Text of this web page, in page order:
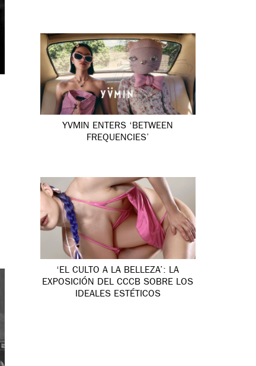
YVMIN ENTERS ‘BETWEEN
FREQUENCIES’
‘EL CULTO A LA BELLEZA’: LA
EXPOSICIÓN DEL CCCB SOBRE LOS
IDEALES ESTÉTICOS